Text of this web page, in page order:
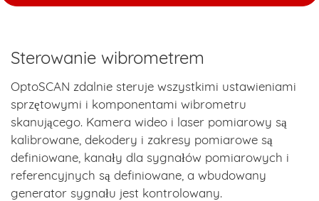
Sterowanie wibrometrem
OptoSCAN zdalnie steruje wszystkimi ustawieniami
sprzętowymi i komponentami wibrometru
skanującego. Kamera wideo i laser pomiarowy są
kalibrowane, dekodery i zakresy pomiarowe są
definiowane, kanały dla sygnałów pomiarowych i
referencyjnych są definiowane, a wbudowany
generator sygnału jest kontrolowany.